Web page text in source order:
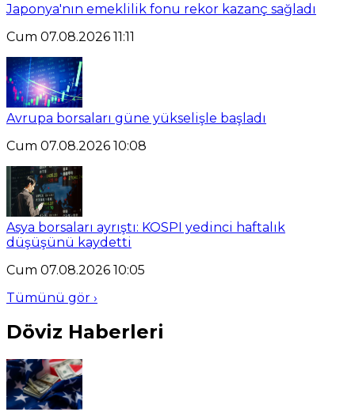
Japonya'nın emeklilik fonu rekor kazanç sağladı
Cum 07.08.2026 11:11
Avrupa borsaları güne yükselişle başladı
Cum 07.08.2026 10:08
Asya borsaları ayrıştı: KOSPI yedinci haftalık
düşüşünü kaydetti
Cum 07.08.2026 10:05
Tümünü gör ›
Döviz Haberleri